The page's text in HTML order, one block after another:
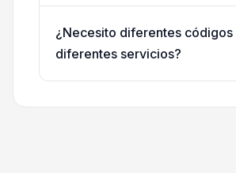
¿Necesito diferentes códigos
diferentes servicios?